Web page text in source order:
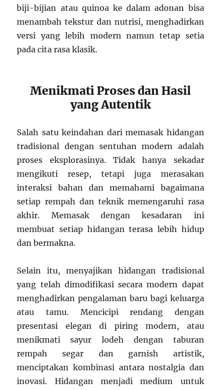
biji-bijian atau quinoa ke dalam adonan bisa
menambah tekstur dan nutrisi, menghadirkan
versi yang lebih modern namun tetap setia
pada cita rasa klasik.
Menikmati Proses dan Hasil
yang Autentik
Salah satu keindahan dari memasak hidangan
tradisional dengan sentuhan modern adalah
proses eksplorasinya. Tidak hanya sekadar
mengikuti resep, tetapi juga merasakan
interaksi bahan dan memahami bagaimana
setiap rempah dan teknik memengaruhi rasa
akhir. Memasak dengan kesadaran ini
membuat setiap hidangan terasa lebih hidup
dan bermakna.
Selain itu, menyajikan hidangan tradisional
yang telah dimodifikasi secara modern dapat
menghadirkan pengalaman baru bagi keluarga
atau tamu. Mencicipi rendang dengan
presentasi elegan di piring modern, atau
menikmati sayur lodeh dengan taburan
rempah segar dan garnish artistik,
menciptakan kombinasi antara nostalgia dan
inovasi. Hidangan menjadi medium untuk